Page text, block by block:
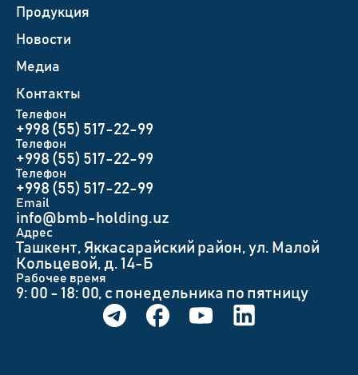
Продукция
Новости
Медиа
Контакты
Телефон
+998 (55) 517-22-99
Телефон
+998 (55) 517-22-99
Телефон
+998 (55) 517-22-99
Email
info@bmb-holding.uz​
Адрес
Ташкент, Яккасарайский район, ул. Малой
Кольцевой, д. 14-Б
Рабочее время
9: 00 - 18: 00, с понедельника по пятницу